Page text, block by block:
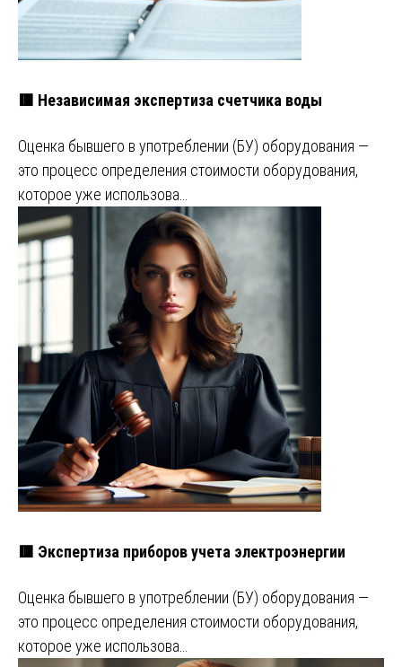
🟥 Независимая экспертиза счетчика воды
Оценка бывшего в употреблении (БУ) оборудования —
это процесс определения стоимости оборудования,
которое уже использова…
🟥 Экспертиза приборов учета электроэнергии
Оценка бывшего в употреблении (БУ) оборудования —
это процесс определения стоимости оборудования,
которое уже использова…